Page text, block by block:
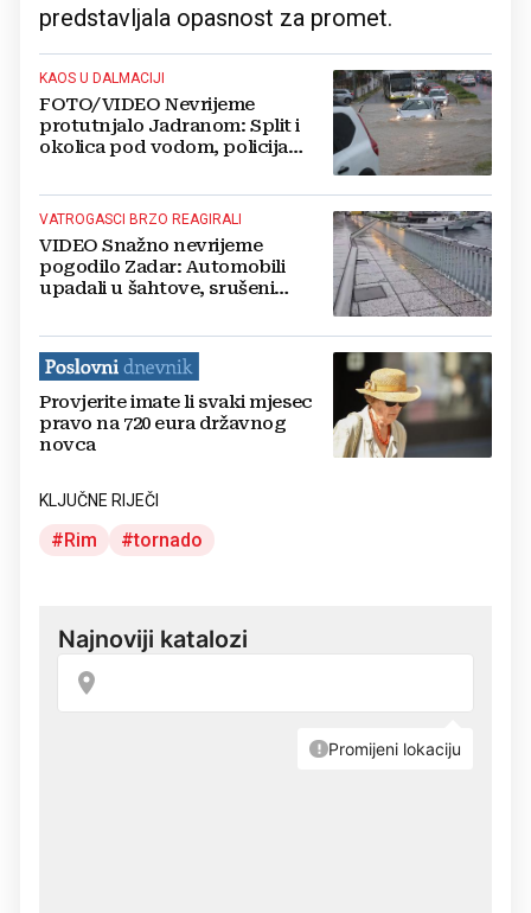
predstavljala opasnost za promet.
KAOS U DALMACIJI
FOTO/VIDEO Nevrijeme
protutnjalo Jadranom: Split i
okolica pod vodom, policija
vozačima
VATROGASCI BRZO REAGIRALI
VIDEO Snažno nevrijeme
pogodilo Zadar: Automobili
upadali u šahtove, srušeni
Provjerite imate li svaki mjesec
pravo na 720 eura državnog
novca
KLJUČNE RIJEČI
Rim tornado